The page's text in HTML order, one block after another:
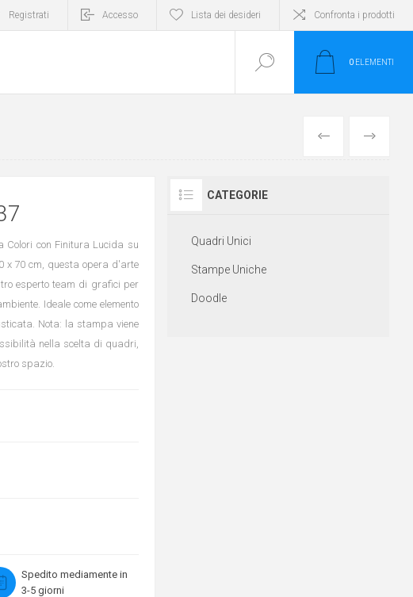
Registrati Accesso Lista dei desideri Confronta i prodotti
0 ELEMENTI
INDIETRO
AVANTI
Colori con Finitura Lucida su
x 70 cm, questa opera d'arte
esperto team di grafici per
Ideale come elemento
Nota: la stampa viene
nella scelta di quadri,
spazio.
Spedito mediamente in
3-5 giorni
CATEGORIE
Quadri Unici
Stampe Uniche
Doodle